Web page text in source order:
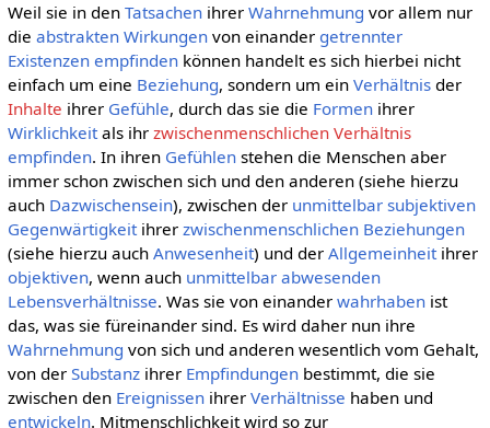
Weil sie in den Tatsachenihrer Wahrnehmung vor allem nur
die abstrakten Wirkungenvon einander getrennter
Existenzen empfindenkönnen handelt es sich hierbei nicht
einfach um eine Beziehung, sondern um ein Verhältnisder
Inhalte ihrer Gefühle, durch das sie die Formenihrer
Wirklichkeitals ihr zwischenmenschlichen Verhältnis
empfinden. In ihren Gefühlenstehen die Menschen aber
immer schon zwischen sich und den anderen (siehe hierzu
auch Dazwischensein), zwischen der unmittelbar subjektiven
Gegenwärtigkeitihrer zwischenmenschlichen Beziehungen
(siehe hierzu auch Anwesenheit) und der Allgemeinheitihrer
objektiven, wenn auch unmittelbar abwesenden
Lebensverhältnisse. Was sie von einander wahrhabenist
das, was sie füreinander sind. Es wird daher nun ihre
Wahrnehmung von sich und anderen wesentlich vom Gehalt,
von der Substanzihrer Empfindungenbestimmt, die sie
zwischen den Ereignissenihrer Verhältnisse haben und
entwickeln. Mitmenschlichkeit wird so zur